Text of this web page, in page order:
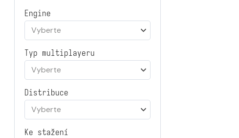
Engine
Vyberte
Typ multiplayeru
Vyberte
Distribuce
Vyberte
Ke stažení